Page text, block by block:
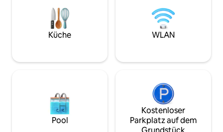
Minuten mit dem 🚗 🍴
Restaurants/Cafés: Lemon and Olives 8
Minuten mit dem 🚗 Craft 1945 5
Minuten mit dem 🚗 Valencias 5 Minuten
Minuten mit dem 🚗 Cafe Stella 20
perfekt für
Gruppenreisen,
einem
Zuhause legen,
stilvolles
Küche WLAN
Pool
Kostenloser
Parkplatz auf dem